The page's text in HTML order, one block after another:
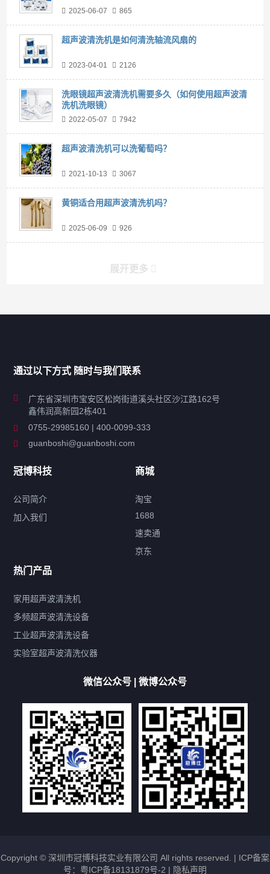
2025-06-07 865
超声波清洗机是如何清洗轴流风扇的
2023-04-01 2126
洗眼镜超声波清洗机需要多久（如何使用超声波清
洗机洗眼镜）
2022-05-07 7942
超声波清洗机可以洗葡萄吗？
2021-10-13 3067
黄铜适合用超声波清洗机吗？
2025-06-09 926
展开更多
工业超声波清洗设备
特种超声波洗净产品
超声波配件
产品标签
鼓泡 升降 抛动
带加热
功率可调
双波脱气
机械旋钮系列
厨具清洗机
超声波振板
高尔夫球杆清洗机
大型单槽带过滤系列
全自动/半自动系列
客户定制非标机参考
双槽三槽四槽五槽多槽系列
轮胎清洗机
多频 扫频
文章标签
超声波清洗机定制
超声波清洗机除油污
超声波清洗机除锈
超声波清洗机洗眼镜
通过以下方式 随时与我们联系
广东省深圳市宝安区松岗街道溪头社区沙江路162号
鑫伟润高新园2栋401
0755-29985160 | 400-0099-333
guanboshi@guanboshi.com
冠博科技
公司简介
加入我们
商城
淘宝
1688
速卖通
京东
热门产品
家用超声波清洗机
多频超声波清洗设备
工业超声波清洗设备
实验室超声波清洗仪器
微信公众号 | 微博公众号
Copyright © 深圳市冠博科技实业有限公司 All rights reserved. | ICP备案
号：粤ICP备18131879号-2 | 隐私声明